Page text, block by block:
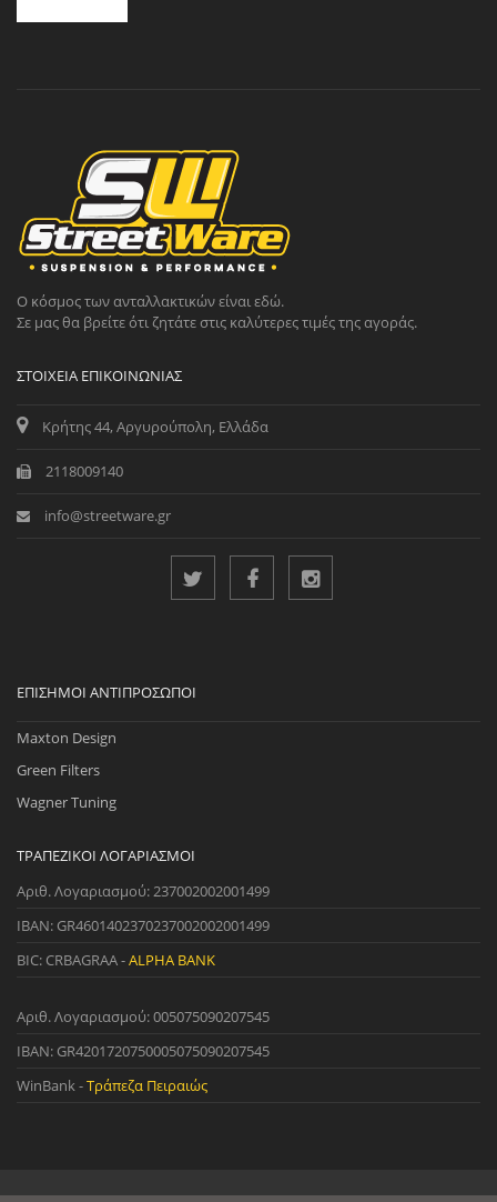
Ο κόσμος των ανταλλακτικών είναι εδώ.
Σε μας θα βρείτε ότι ζητάτε στις καλύτερες τιμές της αγοράς.
ΣΤΟΙΧΕΊΑ ΕΠΙΚΟΙΝΩΝΊΑΣ
Κρήτης 44, Αργυρούπολη, Ελλάδα
2118009140
info@streetware.gr
ΕΠΊΣΗΜΟΙ ΑΝΤΙΠΡΌΣΩΠΟΙ
Maxton Design
Green Filters
Wagner Tuning
ΤΡΑΠΕΖΙΚΟΊ ΛΟΓΑΡΙΑΣΜΟΊ
Αριθ. Λογαριασμού: 237002002001499
IBAN: GR4601402370237002002001499
BIC: CRBAGRAA -ALPHA BANK
Αριθ. Λογαριασμού: 005075090207545
IBAN: GR4201720750005075090207545
WinBank -Τράπεζα Πειραιώς